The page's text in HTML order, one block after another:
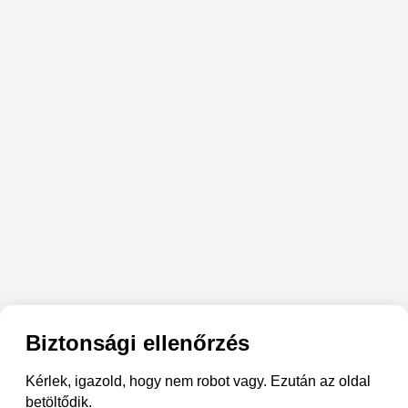
Biztonsági ellenőrzés
Kérlek, igazold, hogy nem robot vagy. Ezután az oldal
betöltődik.